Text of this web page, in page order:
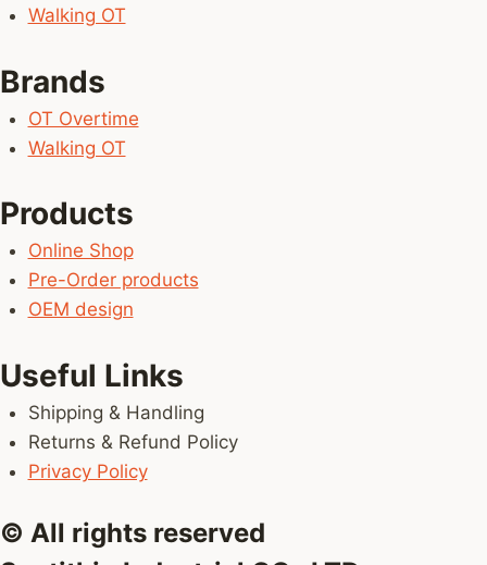
Walking OT
Brands
OT Overtime
Walking OT
Products
Online Shop
Pre-Order products
OEM design
Useful Links
Shipping & Handling
Returns & Refund Policy
Privacy Policy
© All rights reserved